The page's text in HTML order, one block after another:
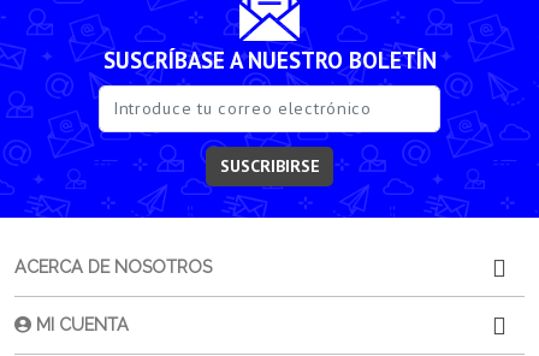
SUSCRÍBASE A NUESTRO BOLETÍN
SUSCRIBIRSE
ACERCA DE NOSOTROS
MI CUENTA